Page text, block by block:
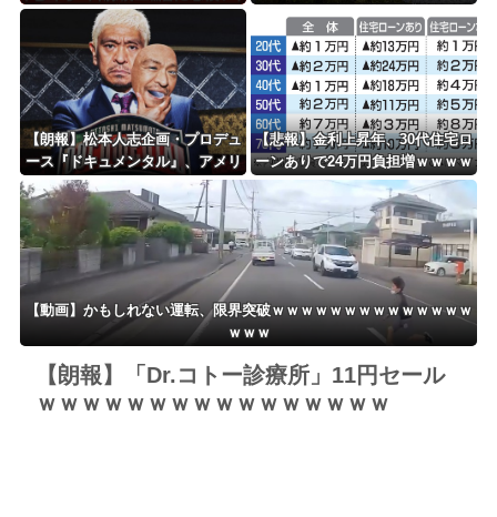
←何でこの主張が通らないの？
い、日本食の認知度が向上」
【朗報】松本人志企画・プロデュ
ース『ドキュメンタル』、アメリ
カで初の制作が決定！ 海外タイ
トル『LOL』として世界25ヶ国・
地域で展開
【悲報】金利上昇年、30代住宅ロ
ーンありで24万円負担増ｗｗｗｗ
ｗｗｗｗｗｗｗｗ
【動画】かもしれない運転、限界突破ｗｗｗｗｗｗｗｗｗｗｗｗｗｗ
ｗｗｗ
【朗報】「Dr.コトー診療所」11円セール
ｗｗｗｗｗｗｗｗｗｗｗｗｗｗｗｗ